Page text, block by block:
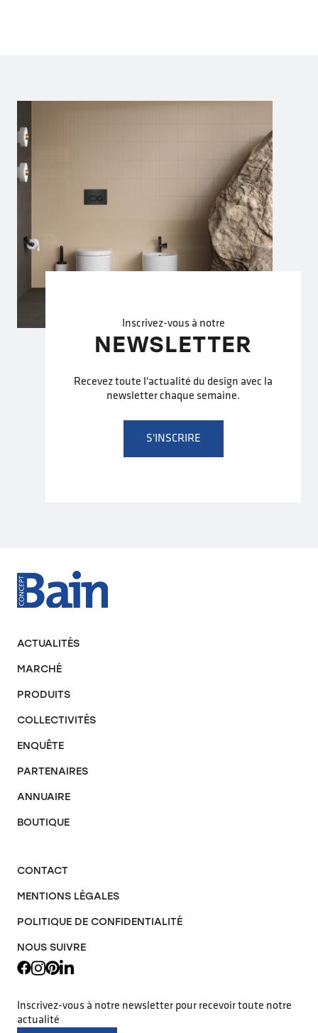
Inscrivez-vous à notre
NEWSLETTER
Recevez toute l'actualité du design avec la
newsletter chaque semaine.
S'INSCRIRE
ACTUALITÉS
MARCHÉ
PRODUITS
COLLECTIVITÉS
ENQUÊTE
PARTENAIRES
ANNUAIRE
BOUTIQUE
CONTACT
MENTIONS LÉGALES
POLITIQUE DE CONFIDENTIALITÉ
NOUS SUIVRE
Inscrivez-vous à notre newsletter pour recevoir toute notre
actualité